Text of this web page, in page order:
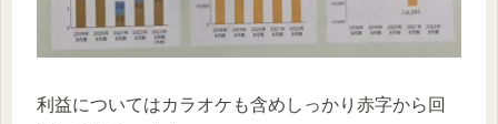
利益についてはカラオケも含めしっかり赤字から回